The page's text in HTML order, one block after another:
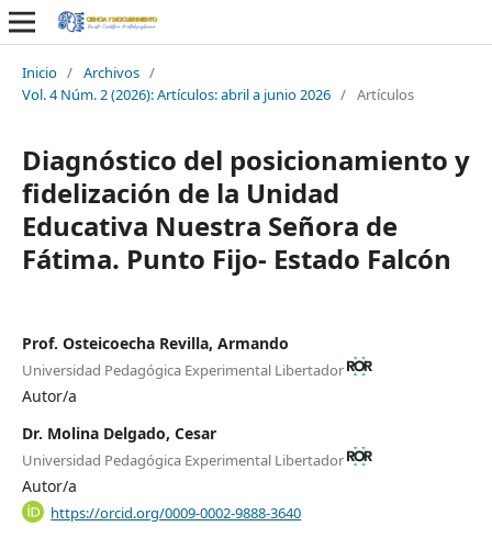
Inicio / Archivos /
Vol. 4 Núm. 2 (2026): Artículos: abril a junio 2026 / Artículos
Diagnóstico del posicionamiento y
fidelización de la Unidad
Educativa Nuestra Señora de
Fátima. Punto Fijo- Estado Falcón
Prof. Osteicoecha Revilla, Armando
Universidad Pedagógica Experimental Libertador
Autor/a
Dr. Molina Delgado, Cesar
Universidad Pedagógica Experimental Libertador
Autor/a
https://orcid.org/0009-0002-9888-3640